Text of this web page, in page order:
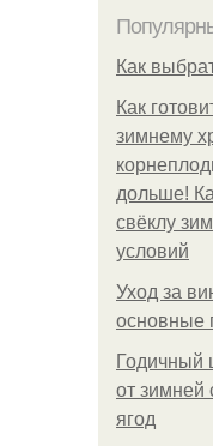
Как
Как
зимнему
дольше!
свёклу
условий
Уход за
основные
Годичный
от зимней
ягод